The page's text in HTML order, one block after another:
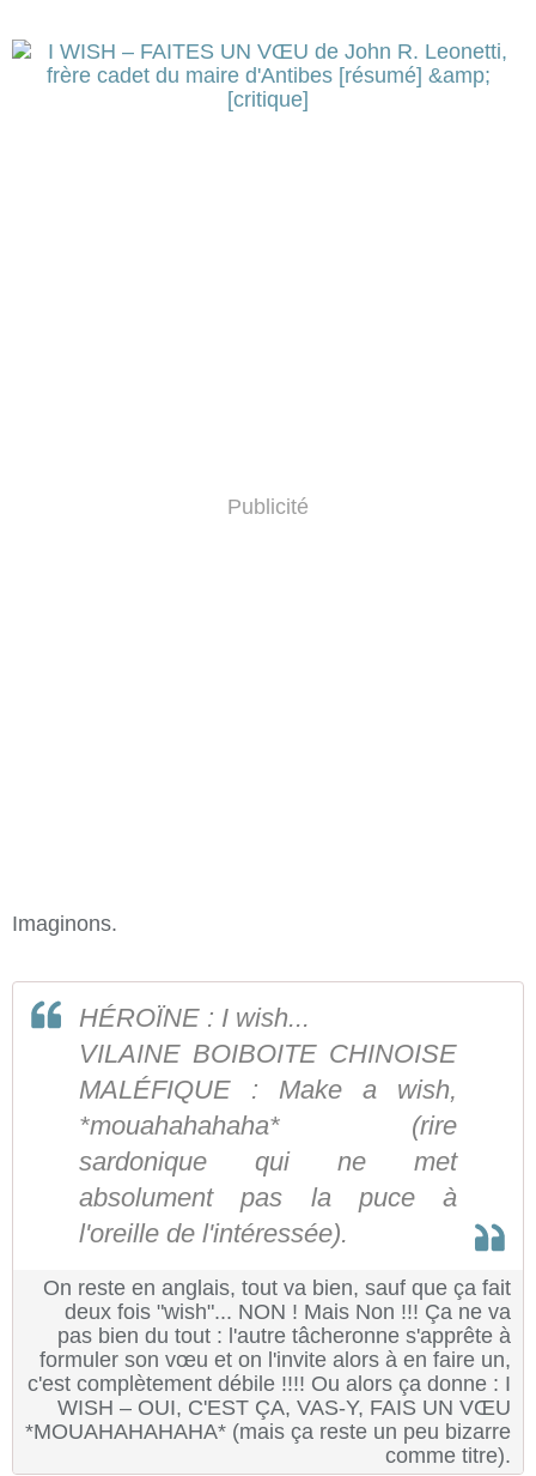
Publicité
Imaginons.
HÉROÏNE : I wish...
VILAINE BOIBOITE CHINOISE
MALÉFIQUE : Make a wish,
*mouahahahaha* (rire
sardonique qui ne met
absolument pas la puce à
l'oreille de l'intéressée).
On reste en anglais, tout va bien, sauf que ça fait
deux fois "wish"... NON ! Mais Non !!! Ça ne va
pas bien du tout : l'autre tâcheronne s'apprête à
formuler son vœu et on l'invite alors à en faire un,
c'est complètement débile !!!! Ou alors ça donne : I
WISH – OUI, C'EST ÇA, VAS-Y, FAIS UN VŒU
*MOUAHAHAHAHA* (mais ça reste un peu bizarre
comme titre).